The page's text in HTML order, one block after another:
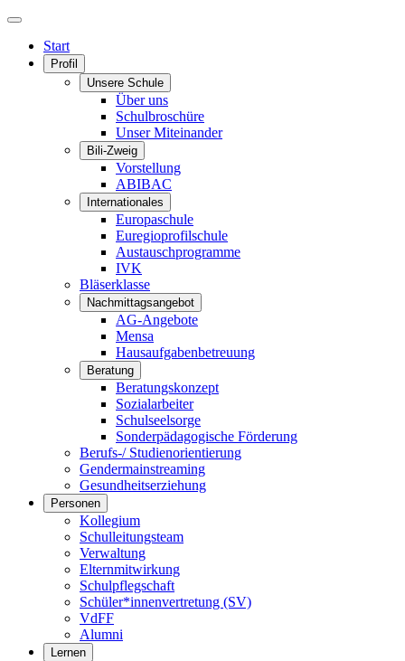
Start
Profil
Unsere Schule
Über uns
Schulbroschüre
Unser Miteinander
Bili-Zweig
Vorstellung
ABIBAC
Internationales
Europaschule
Euregioprofilschule
Austauschprogramme
IVK
Bläserklasse
Nachmittagsangebot
AG-Angebote
Mensa
Hausaufgabenbetreuung
Beratung
Beratungskonzept
Sozialarbeiter
Schulseelsorge
Sonderpädagogische Förderung
Berufs-/ Studienorientierung
Gendermainstreaming
Gesundheitserziehung
Personen
Kollegium
Schulleitungsteam
Verwaltung
Elternmitwirkung
Schulpflegschaft
Schüler*innenvertretung (SV)
VdFF
Alumni
Lernen